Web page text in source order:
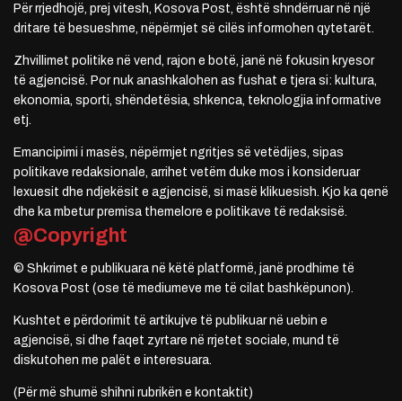
Për rrjedhojë, prej vitesh, Kosova Post, është shndërruar në një
dritare të besueshme, nëpërmjet së cilës informohen qytetarët.
Zhvillimet politike në vend, rajon e botë, janë në fokusin kryesor
të agjencisë. Por nuk anashkalohen as fushat e tjera si: kultura,
ekonomia, sporti, shëndetësia, shkenca, teknologjia informative
etj.
Emancipimi i masës, nëpërmjet ngritjes së vetëdijes, sipas
politikave redaksionale, arrihet vetëm duke mos i konsideruar
lexuesit dhe ndjekësit e agjencisë, si masë klikuesish. Kjo ka qenë
dhe ka mbetur premisa themelore e politikave të redaksisë.
@Copyright
© Shkrimet e publikuara në këtë platformë, janë prodhime të
Kosova Post (ose të mediumeve me të cilat bashkëpunon).
Kushtet e përdorimit të artikujve të publikuar në uebin e
agjencisë, si dhe faqet zyrtare në rrjetet sociale, mund të
diskutohen me palët e interesuara.
(Për më shumë shihni rubrikën e kontaktit)